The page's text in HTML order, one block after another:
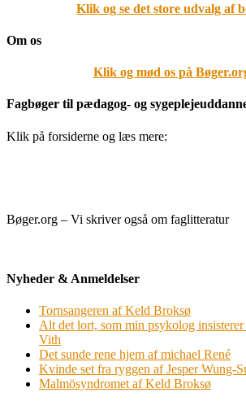
Klik og se det store udvalg af
Om os
Klik og mød os på
Fagbøger til pædagog- og
Klik på forsiderne og læs mere:
Bøger.org – Vi skriver også om faglitteratur
Nyheder & Anmeldelser
Tornsangeren af Keld Broksø
Alt det lort, som min psykolog
Vith
Det sunde rene hjem af michael René
Kvinde set fra ryggen af Jesper Wung-
Malmösyndromet af Keld Broksø